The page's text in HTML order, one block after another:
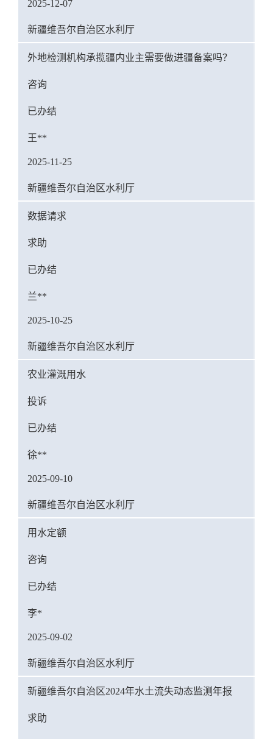
2025-12-07
新疆维吾尔自治区水利厅
外地检测机构承揽疆内业主需要做进疆备案吗？
咨询
已办结
王**
2025-11-25
新疆维吾尔自治区水利厅
数据请求
求助
已办结
兰**
2025-10-25
新疆维吾尔自治区水利厅
农业灌溉用水
投诉
已办结
徐**
2025-09-10
新疆维吾尔自治区水利厅
用水定额
咨询
已办结
李*
2025-09-02
新疆维吾尔自治区水利厅
新疆维吾尔自治区2024年水土流失动态监测年报
求助